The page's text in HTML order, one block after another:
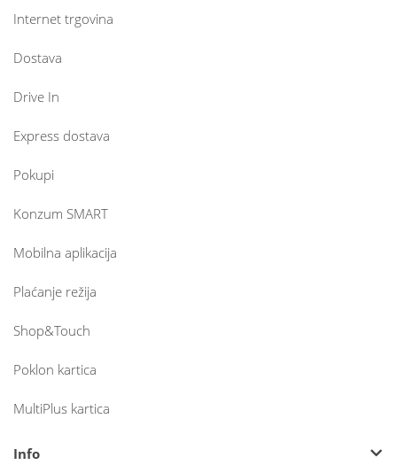
Internet trgovina
Dostava
Drive In
Express dostava
Pokupi
Konzum SMART
Mobilna aplikacija
Plaćanje režija
Shop&Touch
Poklon kartica
MultiPlus kartica
Info